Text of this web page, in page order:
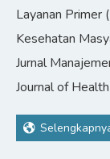
Layanan Primer
Kesehatan
Jurnal
Journal of